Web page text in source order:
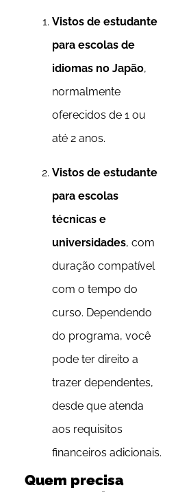
Vistos de estudante
para escolas de
idiomas no Japão,
normalmente
oferecidos de 1 ou
até 2 anos.
Vistos de estudante
para escolas
técnicas e
universidades, com
duração compatível
com o tempo do
curso. Dependendo
do programa, você
pode ter direito a
trazer dependentes,
desde que atenda
aos requisitos
financeiros adicionais.
Quem precisa